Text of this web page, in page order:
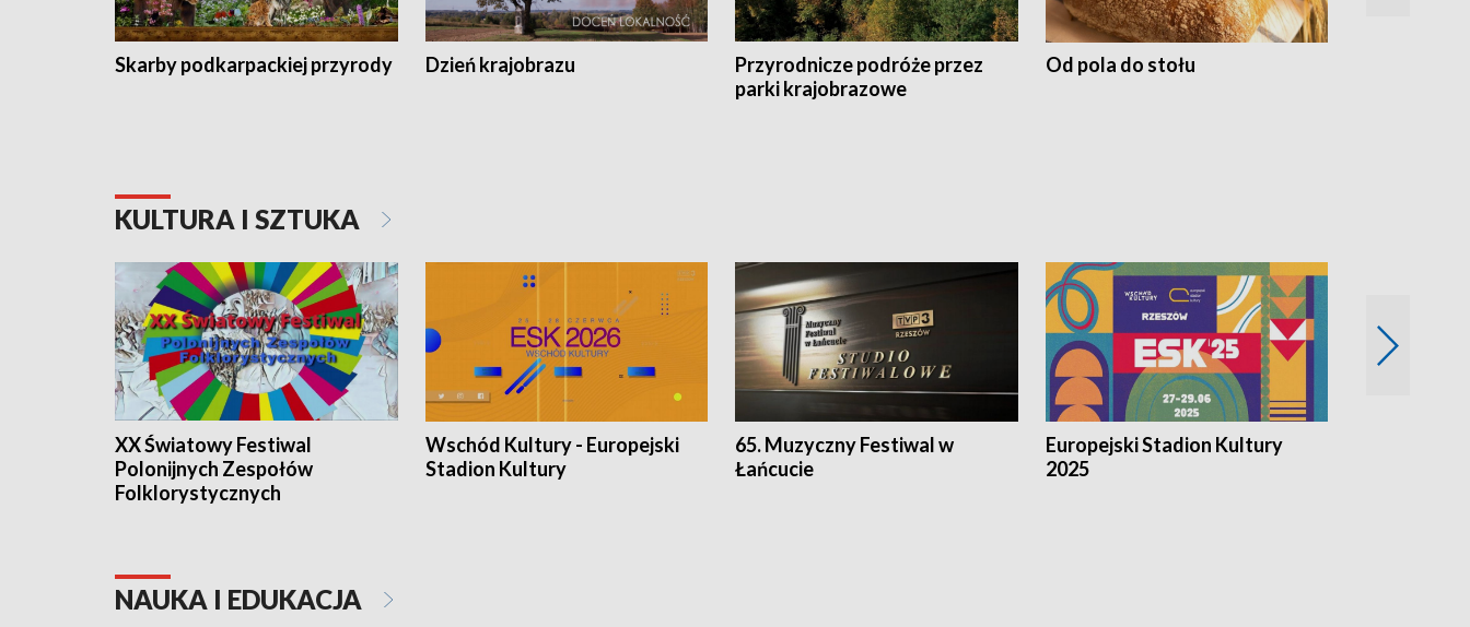
Skarby podkarpackiej przyrody Dzień krajobrazu
Przyrodnicze podróże przez
parki krajobrazowe
Od pola do stołu
KULTURA I SZTUKA
XX Światowy Festiwal
Polonijnych Zespołów
Folklorystycznych
Wschód Kultury - Europejski
Stadion Kultury
65. Muzyczny Festiwal w
Łańcucie
Europejski Stadion Kultury
2025
NAUKA I EDUKACJA